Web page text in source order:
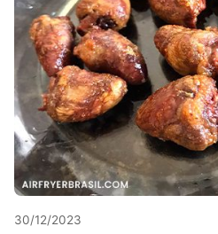
30/12/2023